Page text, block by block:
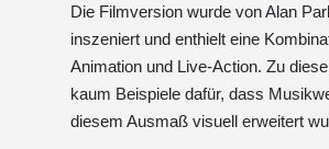
Die Filmversion wurde von Alan
inszeniert und enthielt eine
Animation und Live-Action. Zu
kaum Beispiele dafür, dass
diesem Ausmaß visuell erweitert